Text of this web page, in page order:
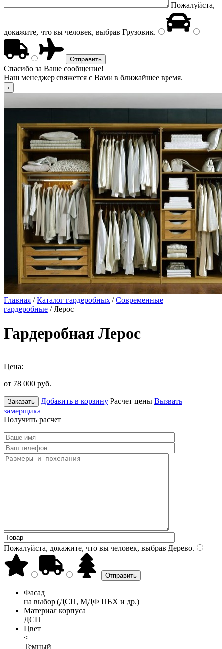
Пожалуйста,
докажите, что вы человек, выбрав Грузовик.
Спасибо за Ваше сообщение!
Наш менеджер свяжется с Вами в ближайшее время.
Главная /Каталог гардеробных /Современные
гардеробные / Лерос
Гардеробная Лерос
Цена:
от 78 000 руб.
Заказать Добавить в корзину Расчет цены Вызвать
замерщика
Получить расчет
Пожалуйста, докажите, что вы человек, выбрав Дерево.
Фасад
на выбор (ДСП, МДФ ПВХ и др.)
Материал корпуса
ДСП
Цвет
<
Темный